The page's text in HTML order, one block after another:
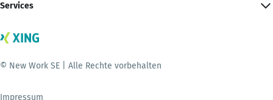
Services
© New Work SE | Alle Rechte vorbehalten
Impressum